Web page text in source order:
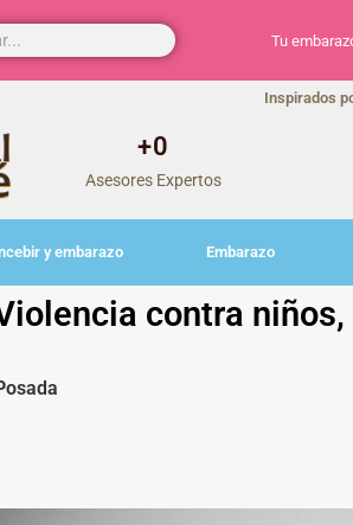
Tu
Inspirados
Asesores Expertos
+0
y embarazo Embarazo
contra